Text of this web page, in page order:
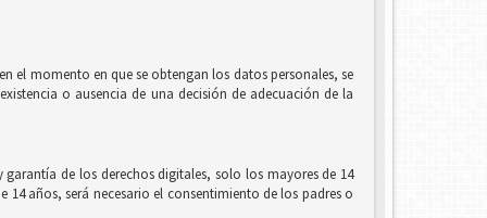
el momento en que se obtengan los datos personales, se
o ausencia de una decisión de adecuación de la
de los derechos digitales, solo los mayores de 14
años, será necesario el consentimiento de los padres o